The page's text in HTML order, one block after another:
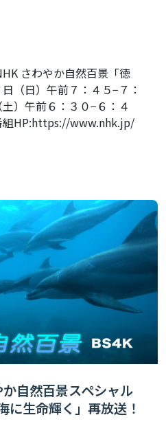
さわやか自然百景「徳
（日）午前７：４５−７：
）午前６：３０−６：４
HP:https://www.nhk.jp/
自然百景スペシャル
に生命輝く」再放送！